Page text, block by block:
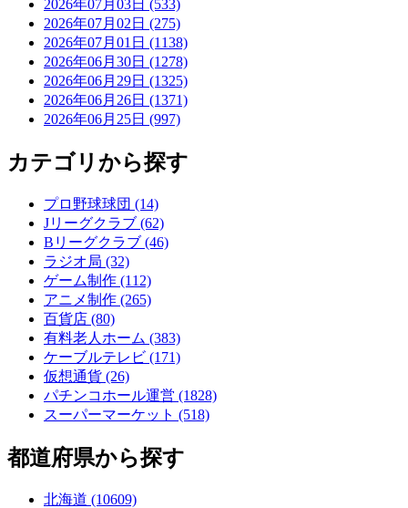
2026年07月03日 (533)
2026年07月02日 (275)
2026年07月01日 (1138)
2026年06月30日 (1278)
2026年06月29日 (1325)
2026年06月26日 (1371)
2026年06月25日 (997)
カテゴリから探す
プロ野球球団 (14)
Jリーグクラブ (62)
Bリーグクラブ (46)
ラジオ局 (32)
ゲーム制作 (112)
アニメ制作 (265)
百貨店 (80)
有料老人ホーム (383)
ケーブルテレビ (171)
仮想通貨 (26)
パチンコホール運営 (1828)
スーパーマーケット (518)
都道府県から探す
北海道 (10609)